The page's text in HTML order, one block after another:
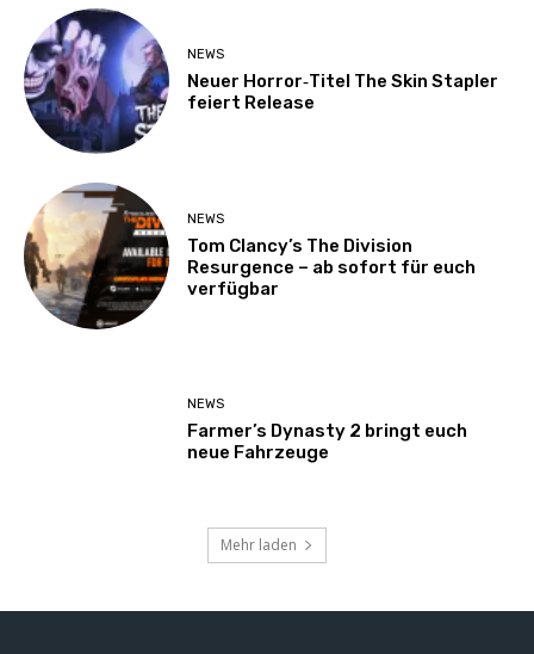
NEWS
Neuer Horror‑Titel The Skin Stapler
feiert Release
NEWS
Tom Clancy’s The Division
Resurgence – ab sofort für euch
verfügbar
NEWS
Farmer’s Dynasty 2 bringt euch
neue Fahrzeuge
Mehr laden